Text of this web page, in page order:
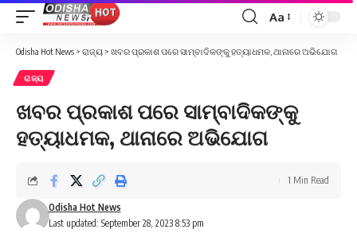
Font
Aa
Odisha Hot News > ରାଜ୍ୟ > ଖବର ପ୍ରକାଶ ପରେ ସାମ୍ବାଦିକଙ୍କୁ ହତ୍ୟାଧମକ, ଥାନାରେ ଅଭିଯୋଗ
ରାଜ୍ୟ
ଖବର ପ୍ରକାଶ ପରେ ସାମ୍ବାଦିକଙ୍କୁ
ହତ୍ୟାଧମକ, ଥାନାରେ ଅଭିଯୋଗ
Last updated: September 28, 2023 8:53 pm
Odisha Hot News
1 Min Read